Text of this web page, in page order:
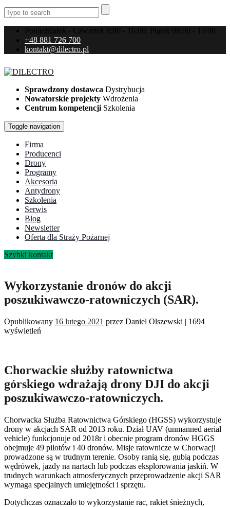
Poniedziałek - Czwartek 8:00 - 16:00; Piątek 08:00 - 15:00
+48 881 726 700
kontakt@dilectro.pl
Sprawdzony dostawca Dystrybucja
Nowatorskie projekty Wdrożenia
Centrum kompetencji Szkolenia
Toggle navigation
Firma
Producenci
Drony
Programy
Akcesoria
Antydrony
Szkolenia
Serwis
Blog
Newsletter
Oferta dla Straży Pożarnej
Szybki kontakt
Wykorzystanie dronów do akcji
poszukiwawczo-ratowniczych (SAR).
Opublikowany 16 lutego 2021 przez Daniel Olszewski | 1694
wyświetleń
Chorwackie służby ratownictwa
górskiego wdrażają drony DJI do akcji
poszukiwawczo-ratowniczych.
Chorwacka Służba Ratownictwa Górskiego (HGSS) wykorzystuje
drony w akcjach SAR od 2013 roku. Dział UAV (unmanned aerial
vehicle) funkcjonuje od 2018r i obecnie program dronów HGGS
obejmuje 49 pilotów i 40 dronów. Misje ratownicze w Chorwacji
prowadzone są w trudnym terenie. Osoby ranią się, gubią podczas
wędrówek, jazdy na nartach lub podczas eksplorowania jaskiń. W
trudnych warunkach atmosferycznych przeprowadzenie akcji SAR
wymaga specjalnych umiejętności i sprzętu.
Dotychczas oznaczało to wykorzystanie rac, rakiet śnieżnych,